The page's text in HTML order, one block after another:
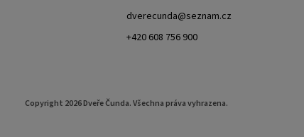
dverecunda@seznam.cz
+420 608 756 900
Copyright 2026Dveře Čunda. Všechna práva vyhrazena.